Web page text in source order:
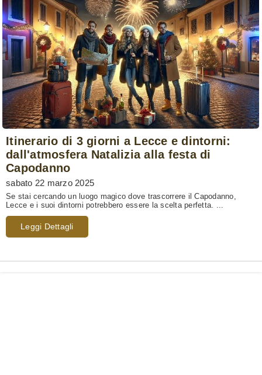
Itinerario di 3 giorni a Lecce e dintorni:
dall'atmosfera Natalizia alla festa di
Capodanno
sabato 22 marzo 2025
Se stai cercando un luogo magico dove trascorrere il Capodanno,
Lecce e i suoi dintorni potrebbero essere la scelta perfetta. ...
Leggi Dettagli